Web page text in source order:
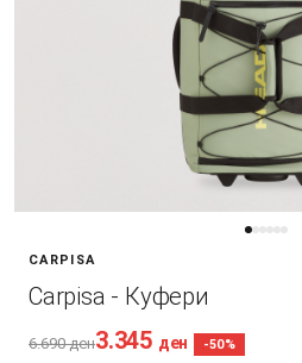
CARPISA
Carpisa - Куфери
6.690ден3.345 ден -50%